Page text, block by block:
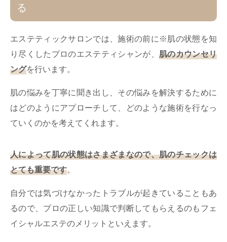
る
エステティックサロンでは、施術の前に※肌の状態を知
り尽くしたプロのエステティシャンが、 肌のカウンセリ
ングを行います。
肌の悩みを丁寧に聞き出し、その悩みを解決するために
はどのようにアプローチして、どのような施術を行なっ
ていくのかを考えてくれます。
人によって肌の状態はさまざまなので、肌のチェックは
とても重要です。
自分では気づけなかったトラブルが起きていることもあ
るので、プロの正しい知識で判断してもらえるのもフェ
イシャルエステのメリットといえます。